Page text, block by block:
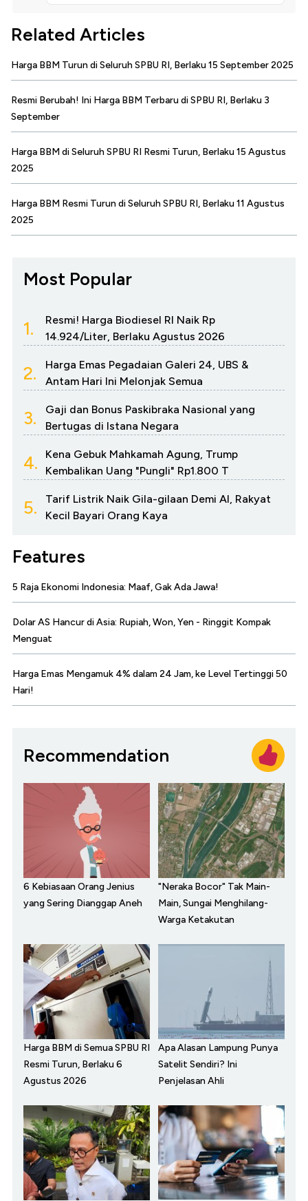
Related Articles
Harga BBM Turun di Seluruh SPBU RI, Berlaku 15 September 2025
Resmi Berubah! Ini Harga BBM Terbaru di SPBU RI, Berlaku 3
September
Harga BBM di Seluruh SPBU RI Resmi Turun, Berlaku 15 Agustus
2025
Harga BBM Resmi Turun di Seluruh SPBU RI, Berlaku 11 Agustus
2025
Most Popular
1.
Resmi! Harga Biodiesel RI Naik Rp
14.924/Liter, Berlaku Agustus 2026
2.
Harga Emas Pegadaian Galeri 24, UBS &
Antam Hari Ini Melonjak Semua
3.
Gaji dan Bonus Paskibraka Nasional yang
Bertugas di Istana Negara
4.
Kena Gebuk Mahkamah Agung, Trump
Kembalikan Uang "Pungli" Rp1.800 T
5.
Tarif Listrik Naik Gila-gilaan Demi AI, Rakyat
Kecil Bayari Orang Kaya
Features
5 Raja Ekonomi Indonesia: Maaf, Gak Ada Jawa!
Dolar AS Hancur di Asia: Rupiah, Won, Yen - Ringgit Kompak
Menguat
Harga Emas Mengamuk 4% dalam 24 Jam, ke Level Tertinggi 50
Hari!
Recommendation
6 Kebiasaan Orang Jenius
yang Sering Dianggap Aneh
"Neraka Bocor" Tak Main-
Main, Sungai Menghilang-
Warga Ketakutan
Harga BBM di Semua SPBU RI
Resmi Turun, Berlaku 6
Agustus 2026
Apa Alasan Lampung Punya
Satelit Sendiri? Ini
Penjelasan Ahli